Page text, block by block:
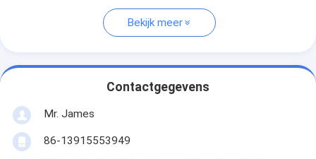
Bekijk meer
Contactgegevens
Mr. James
86-13915553949